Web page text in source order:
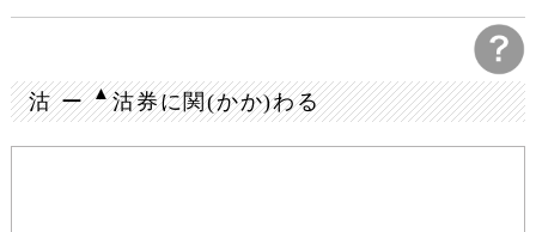
沽 ー▲沽券に関(かか)わる